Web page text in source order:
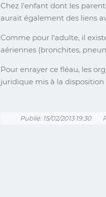
Chez l'enfant dont les
aurait également des liens
Comme pour l'adulte, il
aériennes (bronchites,
Pour enrayer ce fléau, les
juridique mis à la
Publié: 15/02/2013 19:30